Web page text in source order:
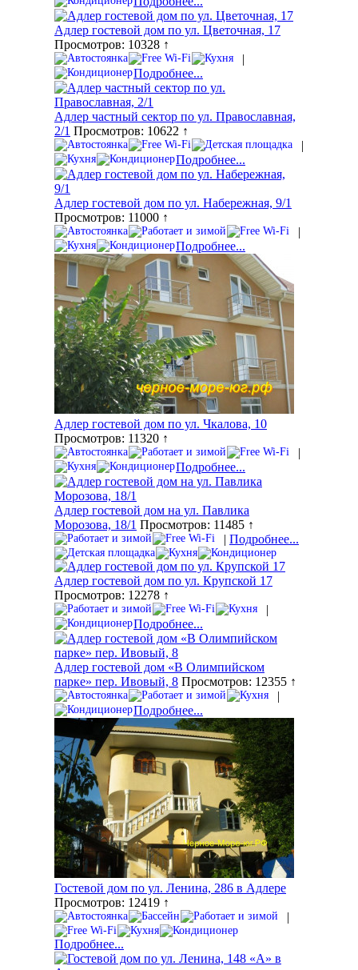
Адлер гостевой дом по ул. Цветочная, 17
Просмотров: 10328 ↑
|
Подробнее...
Адлер частный сектор по ул. Православная,
2/1 Просмотров: 10622 ↑
|
Подробнее...
Адлер гостевой дом по ул. Набережная, 9/1
Просмотров: 11000 ↑
|
Подробнее...
Адлер гостевой дом по ул. Чкалова, 10
Просмотров: 11320 ↑
|
Подробнее...
Адлер гостевой дом на ул. Павлика
Морозова, 18/1 Просмотров: 11485 ↑
| Подробнее...
Адлер гостевой дом по ул. Крупской 17
Просмотров: 12278 ↑
|
Подробнее...
Адлер гостевой дом «В Олимпийском
парке» пер. Ивовый, 8 Просмотров: 12355 ↑
|
Подробнее...
Гостевой дом по ул. Ленина, 286 в Адлере
Просмотров: 12419 ↑
|
Подробнее...